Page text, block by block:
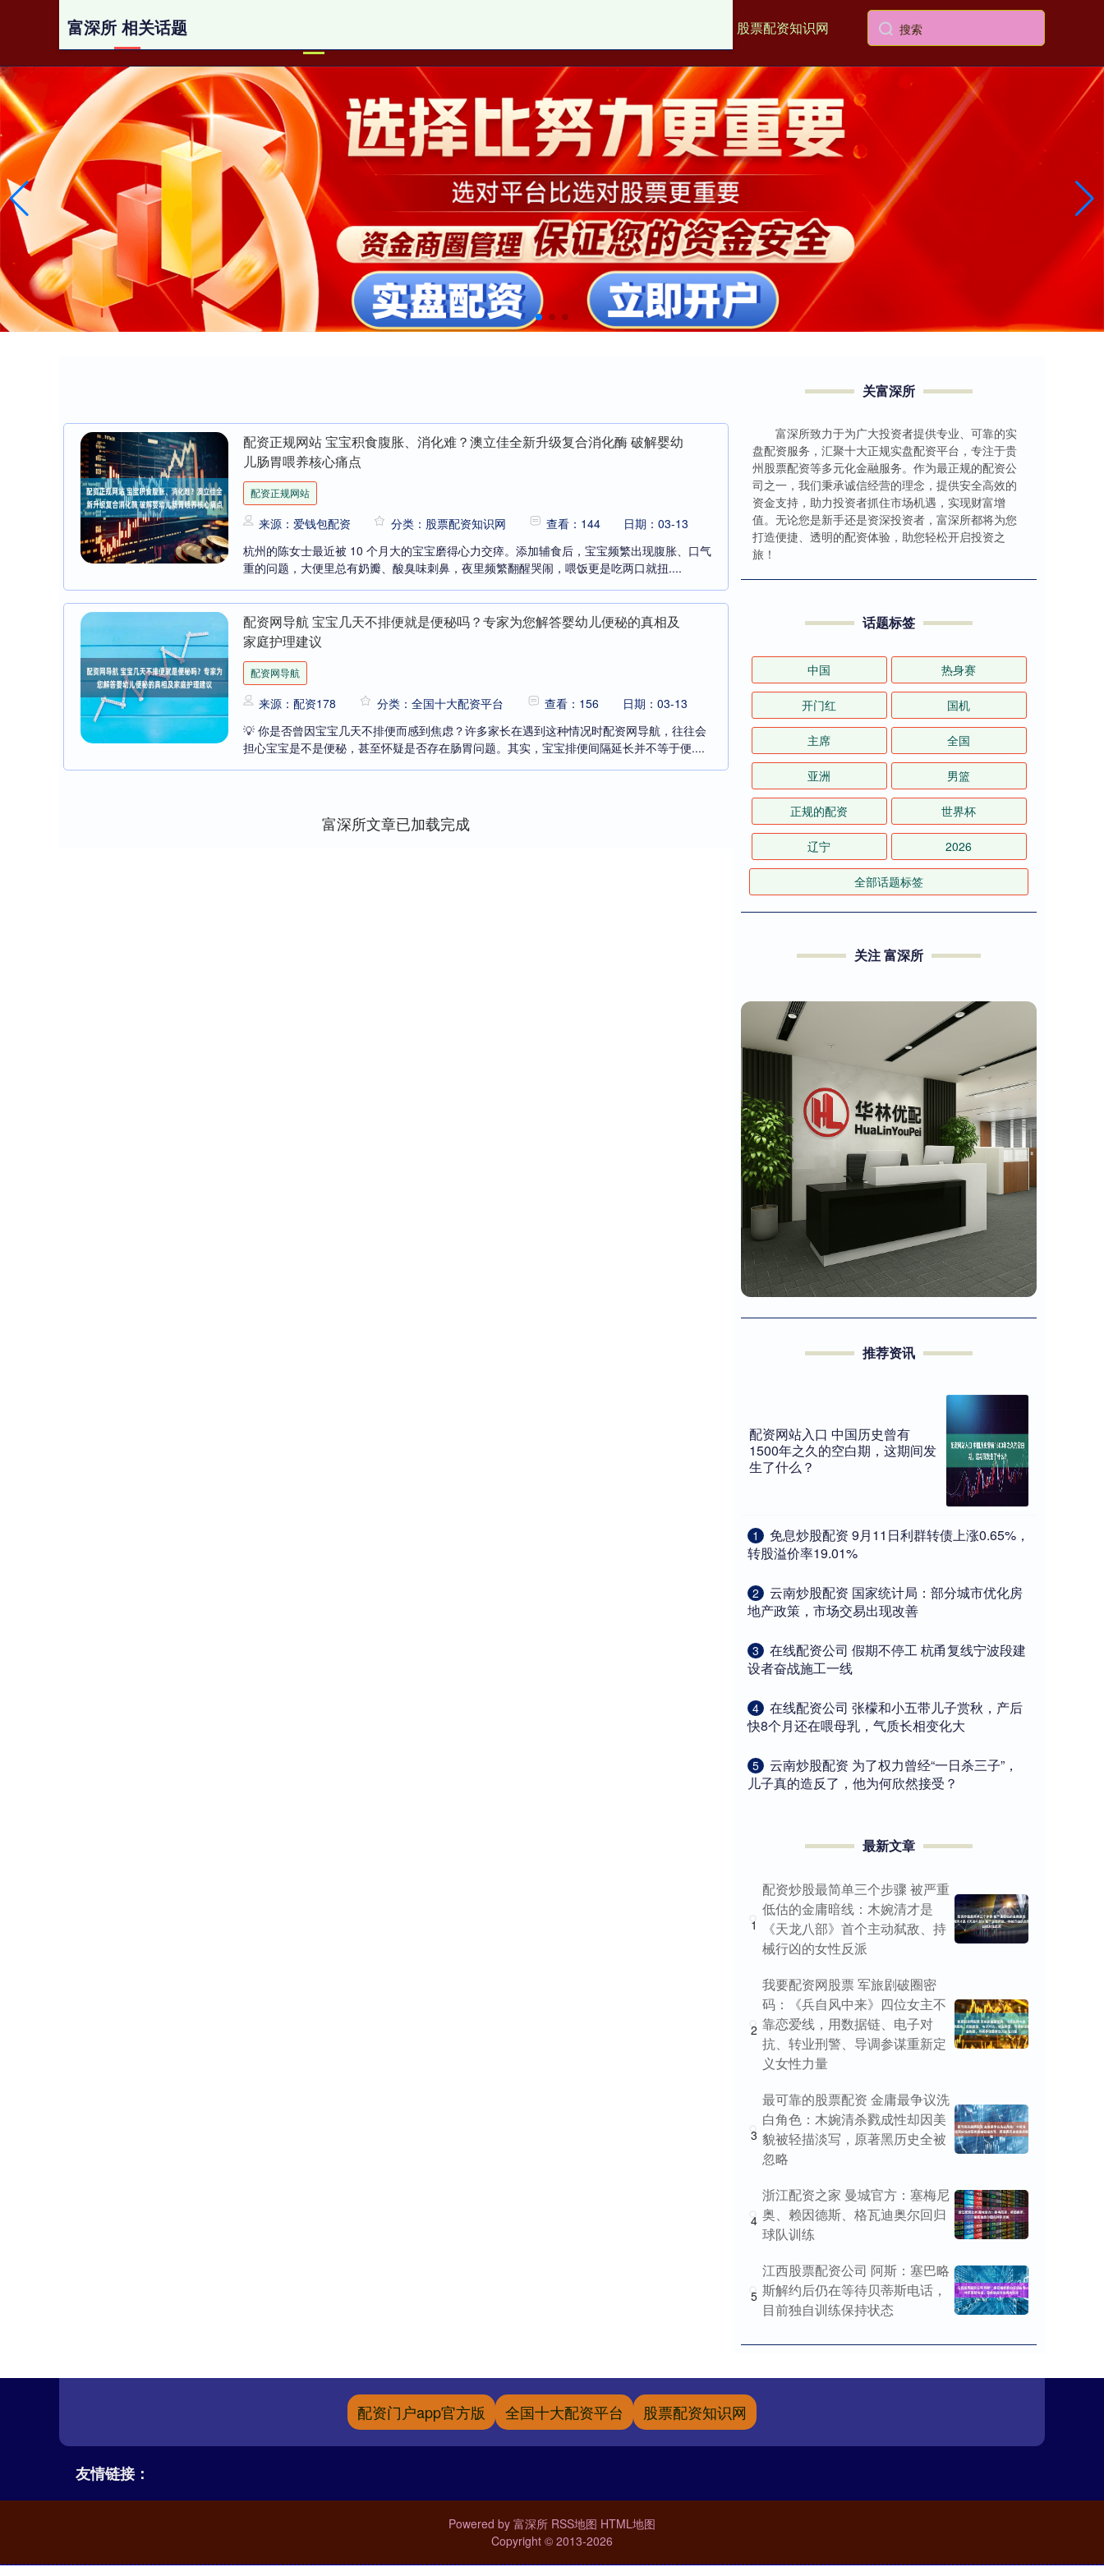
股票配资知识网
富深所 相关话题
配资正规网站 宝宝积食腹胀、消化难？澳立佳全新升级复合消化酶 破解婴幼
儿肠胃喂养核心痛点
配资正规网站
来源：爱钱包配资 分类：股票配资知识网 查看：144
日期：03-13
杭州的陈女士最近被 10 个月大的宝宝磨得心力交瘁。添加辅食后，宝宝频繁出现腹胀、口气
重的问题，大便里总有奶瓣、酸臭味刺鼻，夜里频繁翻醒哭闹，喂饭更是吃两口就扭....
配资网导航 宝宝几天不排便就是便秘吗？专家为您解答婴幼儿便秘的真相及
家庭护理建议
配资网导航
来源：配资178 分类：全国十大配资平台 查看：156
日期：03-13
💡 你是否曾因宝宝几天不排便而感到焦虑？许多家长在遇到这种情况时配资网导航，往往会
担心宝宝是不是便秘，甚至怀疑是否存在肠胃问题。其实，宝宝排便间隔延长并不等于便....
富深所文章已加载完成
关富深所
富深所致力于为广大投资者提供专业、可靠的实
盘配资服务，汇聚十大正规实盘配资平台，专注于贵
州股票配资等多元化金融服务。作为最正规的配资公
司之一，我们秉承诚信经营的理念，提供安全高效的
资金支持，助力投资者抓住市场机遇，实现财富增
值。无论您是新手还是资深投资者，富深所都将为您
打造便捷、透明的配资体验，助您轻松开启投资之
旅！
话题标签
中国 热身赛
开门红 国机
主席 全国
亚洲 男篮
正规的配资 世界杯
辽宁 2026
全部话题标签
关注 富深所
推荐资讯
配资网站入口 中国历史曾有
1500年之久的空白期，这期间发
生了什么？
1
​免息炒股配资 9月11日利群转债上涨0.65%，
转股溢价率19.01%
2
​云南炒股配资 国家统计局：部分城市优化房
地产政策，市场交易出现改善
3
​在线配资公司 假期不停工 杭甬复线宁波段建
设者奋战施工一线
4
​在线配资公司 张檬和小五带儿子赏秋，产后
快8个月还在喂母乳，气质长相变化大
5
​云南炒股配资 为了权力曾经“一日杀三子”，
儿子真的造反了，他为何欣然接受？
最新文章
1
配资炒股最简单三个步骤 被严重
低估的金庸暗线：木婉清才是
《天龙八部》首个主动弑敌、持
械行凶的女性反派
2
我要配资网股票 军旅剧破圈密
码：《兵自风中来》四位女主不
靠恋爱线，用数据链、电子对
抗、转业刑警、导调参谋重新定
义女性力量
3
最可靠的股票配资 金庸最争议洗
白角色：木婉清杀戮成性却因美
貌被轻描淡写，原著黑历史全被
忽略
4
浙江配资之家 曼城官方：塞梅尼
奥、赖因德斯、格瓦迪奥尔回归
球队训练
5
江西股票配资公司 阿斯：塞巴略
斯解约后仍在等待贝蒂斯电话，
目前独自训练保持状态
配资门户app官方版 全国十大配资平台 股票配资知识网
友情链接：
Powered by 富深所 RSS地图 HTML地图
Copyright © 2013-2026